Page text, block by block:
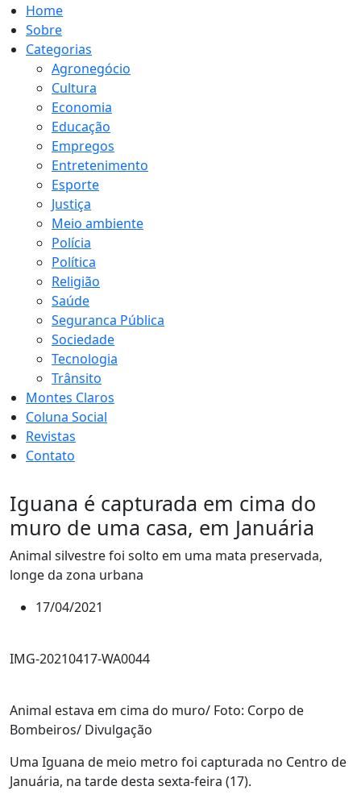
Home
Sobre
Categorias
Agronegócio
Cultura
Economia
Educação
Empregos
Entretenimento
Esporte
Justiça
Meio ambiente
Polícia
Política
Religião
Saúde
Seguranca Pública
Sociedade
Tecnologia
Trânsito
Montes Claros
Coluna Social
Revistas
Contato
Iguana é capturada em cima do
muro de uma casa, em Januária
Animal silvestre foi solto em uma mata preservada,
longe da zona urbana
17/04/2021
IMG-20210417-WA0044
Animal estava em cima do muro/ Foto: Corpo de
Bombeiros/ Divulgação
Uma Iguana de meio metro foi capturada no Centro de
Januária, na tarde desta sexta-feira (17).